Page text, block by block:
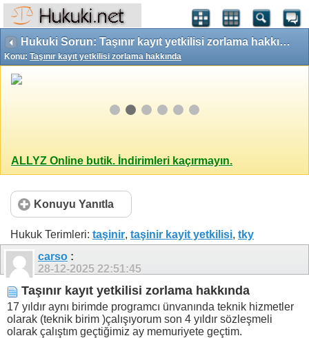
Hukuki Sorun: Taşınır kayıt yetkilisi zorlama hakkında
Konu: Taşınır kayıt yetkilisi zorlama hakkında
ALLYZ Online butik. İndirimleri kaçırmayın.
Konuyu Yanıtla
Hukuk Terimleri: taşinir, taşinir kayit yetkilisi, tky
carso :
28-12-2025 22:51:45
Taşınır kayıt yetkilisi zorlama hakkında
17 yıldır aynı birimde programcı ünvanında teknik hizmetler
olarak (teknik birim )çalışıyorum son 4 yıldır sözleşmeli
olarak çalıştım geçtiğimiz ay memuriyete geçtim.